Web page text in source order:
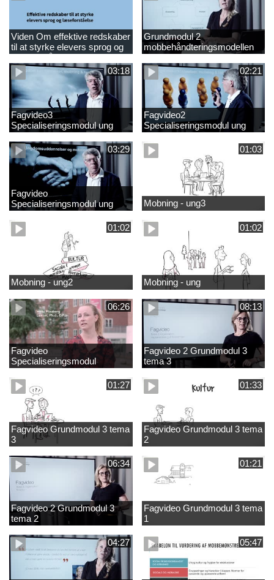
Viden Om effektive redskaber
til at styrke elevers sprog og
læseforståels
Grundmodul 2
mobbehåndteringsmodellen
03:18
Fagvideo3
Specialiseringsmodul ung
02:21
Fagvideo2
Specialiseringsmodul ung
03:29
Fagvideo
Specialiseringsmodul ung
01:03
Mobning - ung3
01:02
Mobning - ung2
01:02
Mobning - ung
06:26
Fagvideo
Specialiseringsmodul
Grundskole
08:13
Fagvideo 2 Grundmodul 3
tema 3
01:27
Fagvideo Grundmodul 3 tema
3
01:33
Fagvideo Grundmodul 3 tema
2
06:34
Fagvideo 2 Grundmodul 3
tema 2
01:21
Fagvideo Grundmodul 3 tema
1
04:27 05:47